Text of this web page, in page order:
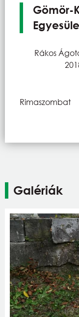
Gömör-
Rákos
Rimaszombat
Galériák